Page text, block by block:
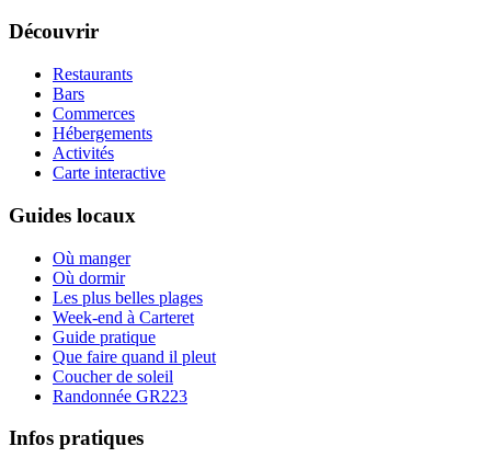
Découvrir
Restaurants
Bars
Commerces
Hébergements
Activités
Carte interactive
Guides locaux
Où manger
Où dormir
Les plus belles plages
Week-end à Carteret
Guide pratique
Que faire quand il pleut
Coucher de soleil
Randonnée GR223
Infos pratiques